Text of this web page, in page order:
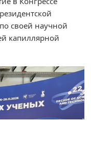
своей научной
капиллярной